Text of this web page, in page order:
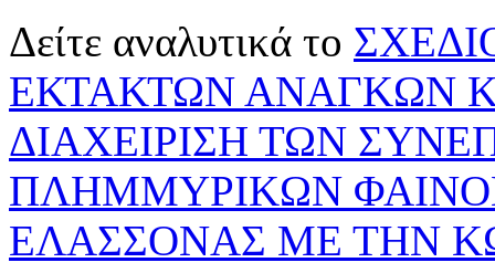
Δείτε αναλυτικά το
ΕΚΤΑΚΤΩΝ ΑΝΑΓΚΩΝ
ΔΙΑΧΕΙΡΙΣΗ ΤΩΝ
ΠΛΗΜΜΥΡΙΚΩΝ
ΕΛΑΣΣΟΝΑΣ ΜΕ ΤΗΝ